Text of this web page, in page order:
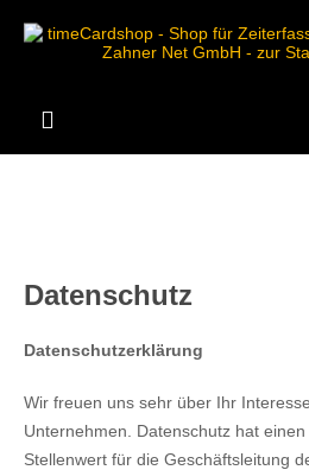
Datenschutz
Datenschutzerklärung
Wir freuen uns sehr über Ihr
Unternehmen. Datenschutz hat
Stellenwert für die Geschäftsleitung